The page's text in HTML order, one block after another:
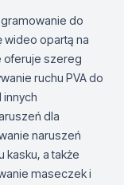
do
wideo opartą na
oferuje szereg
ruchu PVA do
dla
naruszeń
kasku, a także
maseczek i